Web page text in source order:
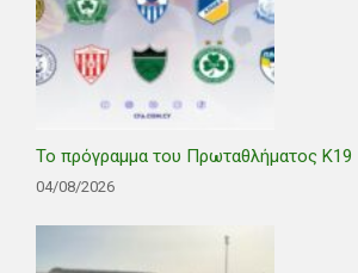
Το πρόγραμμα του Πρωταθλήματος Κ19
04/08/2026